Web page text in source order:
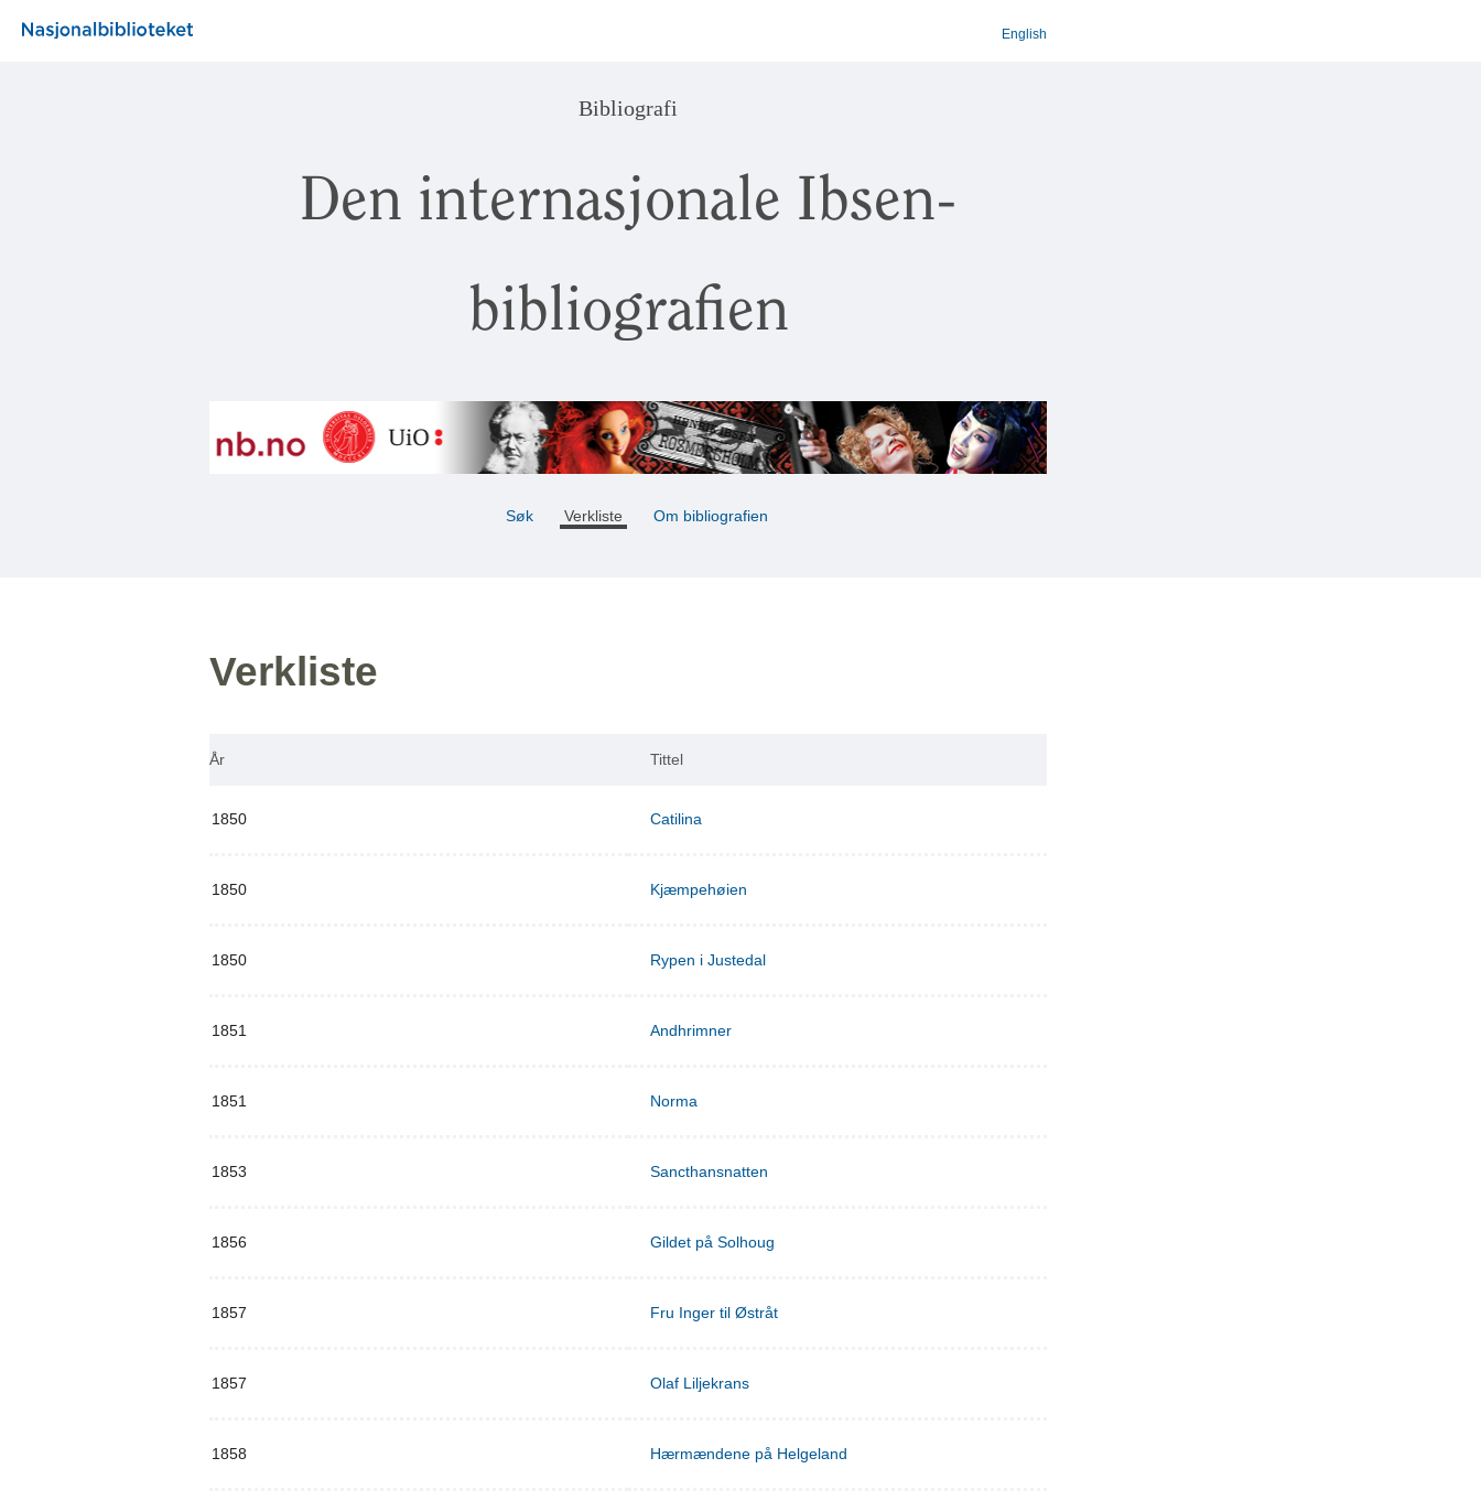
English
Bibliografi
Den internasjonale Ibsen-
bibliografien
Søk Verkliste Om bibliografien
Verkliste
År Tittel
1850 Catilina
1850 Kjæmpehøien
1850 Rypen i Justedal
1851 Andhrimner
1851 Norma
1853 Sancthansnatten
1856 Gildet på Solhoug
1857 Fru Inger til Østråt
1857 Olaf Liljekrans
1858 Hærmændene på Helgeland